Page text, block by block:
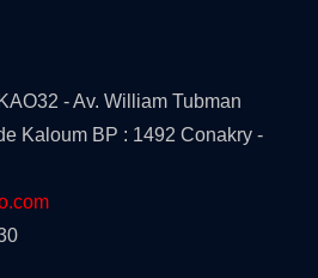
- Av. William Tubman
Kaloum BP : 1492 Conakry -